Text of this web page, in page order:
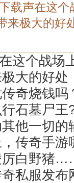
载声在这个
来极大的好
这个战场
大的好处
奇烧钱吗
石墓尸王
他一切的
传奇手游
厉白野猪
私服发布